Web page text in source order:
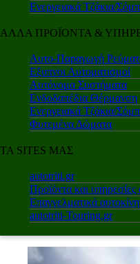
Ενεργειακά Τζάκια/
ΑΛΛΑ ΠΡΟΪΟΝΤΑ &
Αυτο-Παραγωγή
Εξυπνοι Αυτοματισμοί
Αυτόνομα Συστήματα
Ενδοδαπέδια Θέρμανση
Ενεργειακά Τζάκια/
Φυτεμένα Δώματα
ΤΑ SITES ΜΑΣ
autotriti.gr
Προϊόντα και
Επαγγελματικά
autotriti-Touring.gr